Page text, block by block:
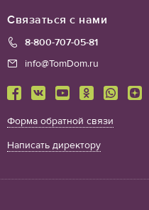
Связаться с нами
8-800-707-05-81
info@TomDom.ru
Форма обратной связи
Написать директору